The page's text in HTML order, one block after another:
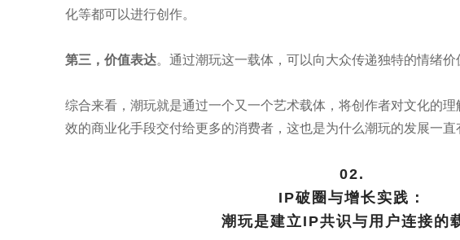
化等都可以进行创作。
第三，价值表达。通过潮玩这一载体，可以向大众传递独特的情绪价
综合来看，潮玩就是通过一个又一个艺术载体，将创作者对文化的
效的商业化手段交付给更多的消费者，这也是为什么潮玩的发展一直
02.
IP破圈与增长实践：
潮玩是建立IP共识与用户连接的